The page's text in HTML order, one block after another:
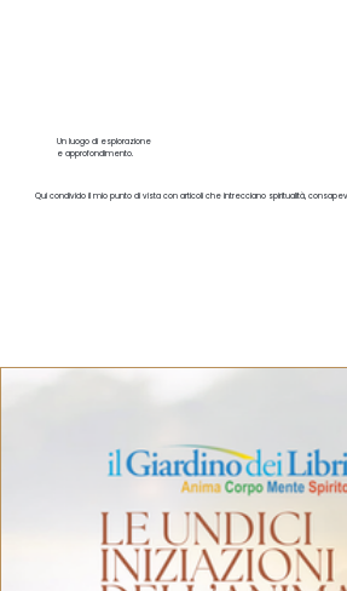
Un luogo di esplorazione
e approfondimento.
Qui condivido il mio punto di vista con articoli che intrecciano spiritualità,